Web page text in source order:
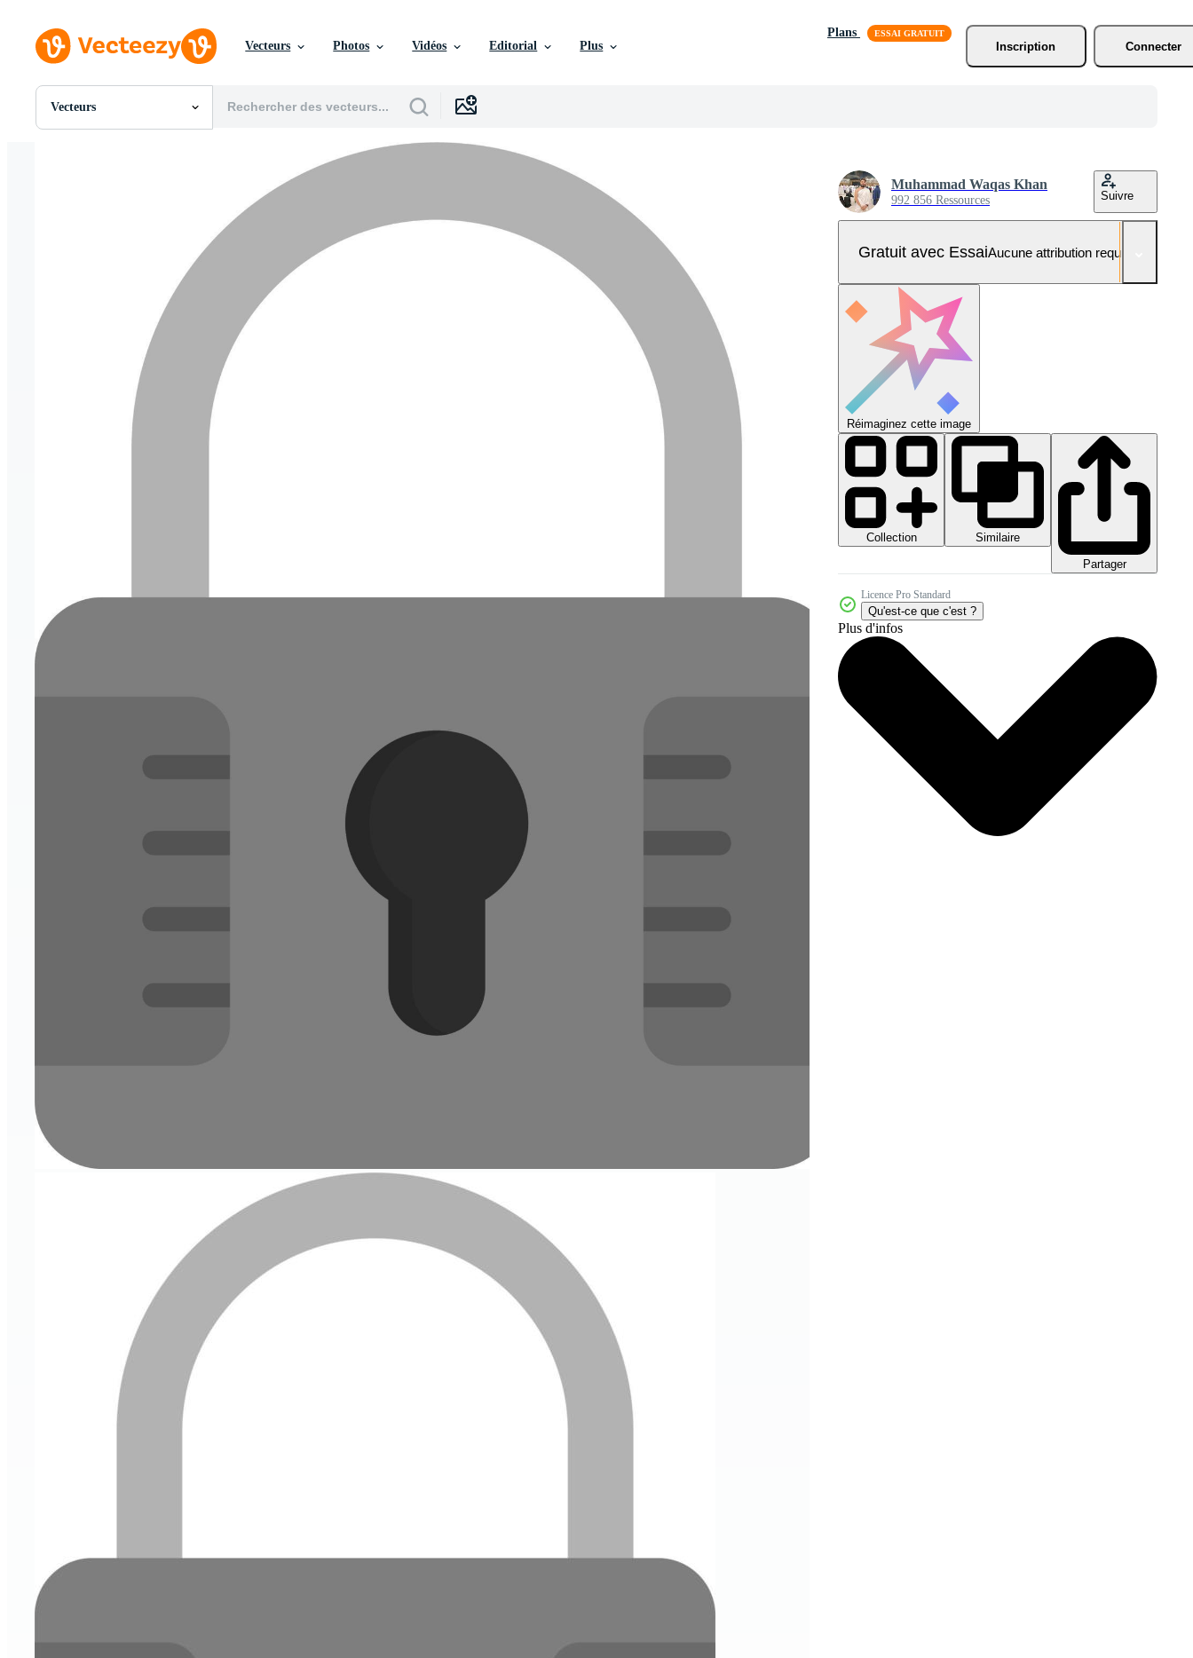
Vecteurs Photos Vidéos Editorial Plus
Plans
Inscription
Connecter
Vecteurs
Toutes Images
Événements Éditoriaux
Muhammad Waqas Khan
992 856 Ressources Suivre
Gratuit avec EssaiAucune attribution requise
Réimaginez cette image
Collection
Similaire
Partager
Licence Pro Standard
Qu'est-ce que c'est ?
Plus d'infos